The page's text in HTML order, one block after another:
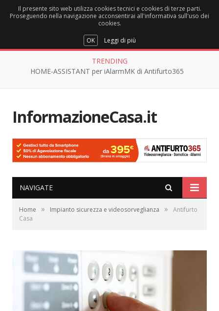
Il presente sito web utilizza cookies tecnici e cookies di terze parti.
Proseguendo nella navigazione acconsentirai all'informativa sull'uso dei
cookies.
OK Leggi di più
TRENDING
HOME-ASSISTANT per iAlarmMK di Antifurto365
InformazioneCasa.it
NAVIGATE
Home » Impianto sicurezza e videosorveglianza »
Antifurto
Casa